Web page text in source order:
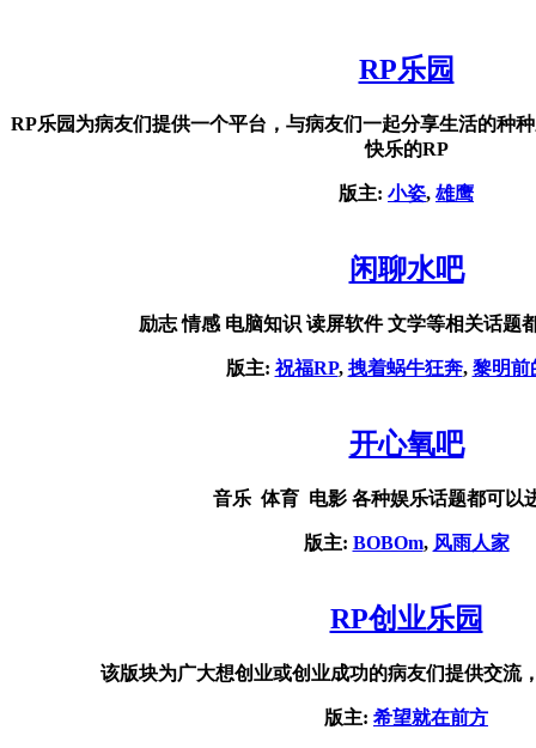
RP乐园
RP乐园为病友们提供一个平台，与病友们一起分享生活的种
快乐的RP
版主: 小姿, 雄鹰
闲聊水吧
励志 情感 电脑知识 读屏软件 文学等相关话题
版主:祝福RP, 拽着蜗牛狂奔, 黎明前
开心氧吧
音乐 体育 电影 各种娱乐话题都可以
版主: BOBOm, 风雨人家
RP创业乐园
该版块为广大想创业或创业成功的病友们提供交流
版主: 希望就在前方